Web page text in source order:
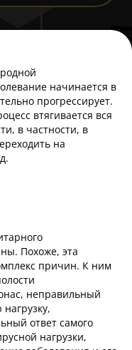
начинается в
прогрессирует.
втягивается вся
в частности, в
на
Похоже, эта
причин. К ним
неправильный
ответ самого
нагрузки,